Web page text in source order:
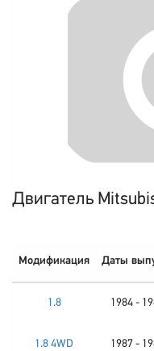
Двигатель
Модификация Даты
1.8 1984 -
1.8 4WD 1987 -